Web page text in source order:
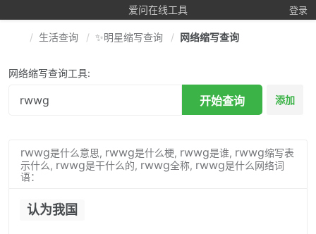
爱问在线工具 登录
生活查询 ✨明星缩写查询 网络缩写查询
网络缩写查询工具:
开始查询 添加
rwwg是什么意思, rwwg是什么梗, rwwg是谁, rwwg缩写表
示什么, rwwg是干什么的, rwwg全称, rwwg是什么网络词
语：
认为我国